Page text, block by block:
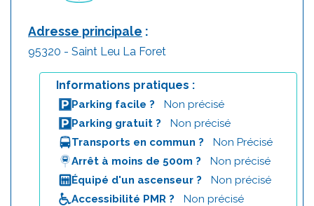
Adresse principale :
95320 - Saint Leu La Foret
Informations pratiques :
Parking facile ? Non précisé
Parking gratuit ? Non précisé
Transports en commun ? Non Précisé
Arrêt à moins de 500m ? Non précisé
Équipé d'un ascenseur ? Non précisé
Accessibilité PMR ? Non précisé